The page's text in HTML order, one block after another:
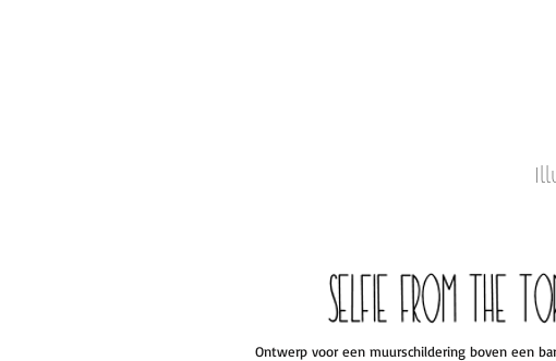
Ontwerp voor een muurschildering boven een